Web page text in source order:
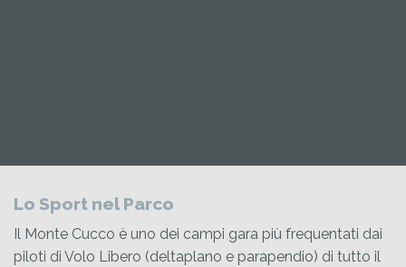
Lo Sport nel Parco
Il Monte Cucco è uno dei campi gara più frequentati dai
piloti di Volo Libero (deltaplano e parapendio) di tutto il